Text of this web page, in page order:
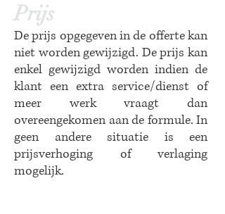
Prijs
De prijs opgegeven in de offerte kan
niet worden gewijzigd. De prijs kan
enkel gewijzigd worden indien de
klant een extra service/dienst of
meer werk vraagt dan
overeengekomen aan de formule. In
geen andere situatie is een
prijsverhoging of verlaging
mogelijk.